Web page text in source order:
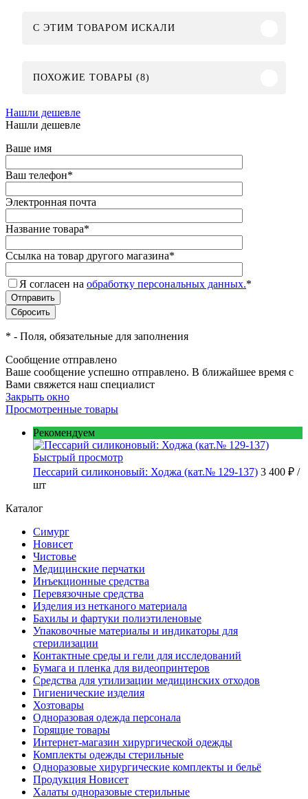
C ЭТИМ ТОВАРОМ ИСКАЛИ
ПОХОЖИЕ ТОВАРЫ (8)
Нашли дешевле
Нашли дешевле
Ваше имя
Ваш телефон*
Электронная почта
Название товара*
Ссылка на товар другого магазина*
Я согласен на обработку персональных данных.*
* - Поля, обязательные для заполнения
Сообщение отправлено
Ваше сообщение успешно отправлено. В ближайшее время с
Вами свяжется наш специалист
Закрыть окно
Просмотренные товары
Рекомендуем
Быстрый просмотр
Пессарий силиконовый: Ходжа (кат.№ 129-137) 3 400 ₽ /
шт
Каталог
Симург
Новисет
Чистовье
Медицинские перчатки
Инъекционные средства
Перевязочные средства
Изделия из нетканого материала
Бахилы и фартуки полиэтиленовые
Упаковочные материалы и индикаторы для
стерилизации
Контактные среды и гели для исследований
Бумага и пленка для видеопринтеров
Средства для утилизации медицинских отходов
Гигиенические изделия
Хозтовары
Одноразовая одежда персонала
Горящие товары
Интернет-магазин хирургической одежды
Комплекты одежды стерильные
Одноразовые хирургические комплекты и бельё
Продукция Новисет
Халаты одноразовые стерильные